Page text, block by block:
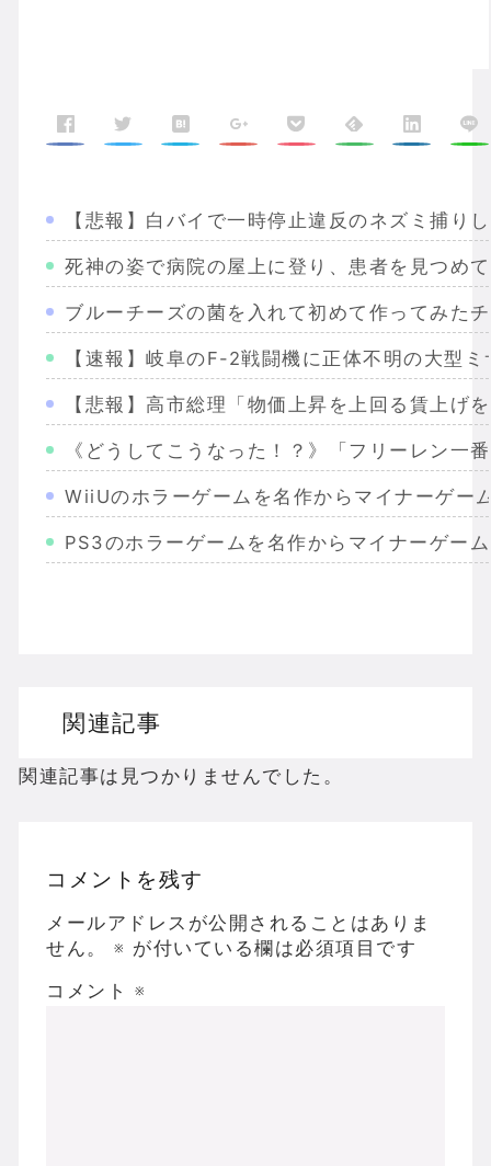
【悲報】白バイで一時停止違反のネズミ捕り
死神の姿で病院の屋上に登り、患者を見つめ
ブルーチーズの菌を入れて初めて作ってみた
【速報】岐阜のF-2戦闘機に正体不明の大型
【悲報】高市総理「物価上昇を上回る賃上
《どうしてこうなった！？》「フリーレン
WiiUのホラーゲームを名作からマイナーゲー
PS3のホラーゲームを名作からマイナーゲー
ドラゴンクエスト３の思い出
【聖剣伝説3】リースとアンジェラってなん
Powered by livedoor 相互RSS
関連記事
関連記事は見つかりませんでした。
コメントを残す
メールアドレスが公開されることはありま
せん。
※ が付いている欄は必須項目です
コメント ※